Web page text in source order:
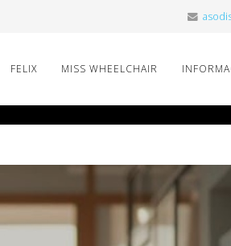
FELIX MISS WHEELCHAIR